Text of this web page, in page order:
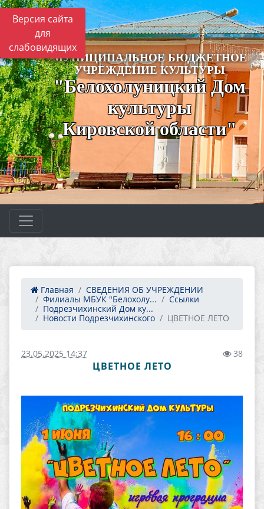
Версия сайта
для
слабовидящих
МУНИЦИПАЛЬНОЕ БЮДЖЕТНОЕ
УЧРЕЖДЕНИЕ КУЛЬТУРЫ
"Белохолуницкий Дом
культуры
Кировской области"
Главная
СВЕДЕНИЯ ОБ УЧРЕЖДЕНИИ
Филиалы МБУК "Белохолу...
Ссылки
Подрезчихинский Дом ку...
Новости Подрезчихинского
ЦВЕТНОЕ ЛЕТО
23.05.2025 14:37 38
ЦВЕТНОЕ ЛЕТО